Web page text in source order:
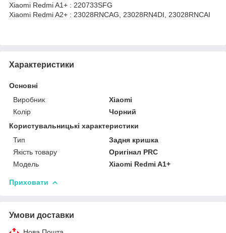
Xiaomi Redmi A1+ : 220733SFG
Xiaomi Redmi A2+ : 23028RNCAG, 23028RN4DI, 23028RNCAI
Характеристики
Основні
Виробник
Xiaomi
Колір
Чорний
Користувальницькі характеристики
Тип
Задня кришка
Якість товару
Оригінал PRC
Мoдель
Xiaomi Redmi A1+
Приховати
Умови доставки